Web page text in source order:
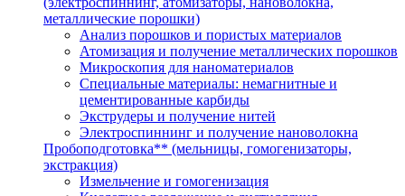
металлические порошки)
Анализ порошков и пористых материалов
Атомизация и получение металлических порошков
Микроскопия для наноматериалов
Специальные материалы: немагнитные и
цементированные карбиды
Экструдеры и получение нитей
Электроспиннинг и получение нановолокна
Пробоподготовка** (мельницы, гомогенизаторы,
экстракция)
Измельчение и гомогенизация